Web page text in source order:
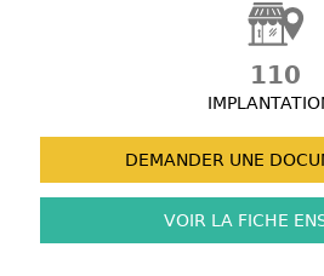
110
DEMANDER UNE
VOIR LA FICHE